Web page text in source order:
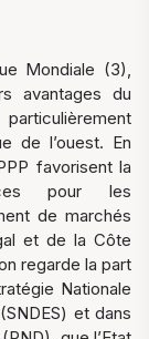
Mondiale (3),
avantages du
de l’ouest. En
favorisent la
pour les
de marchés
et de la Côte
regarde la part
Nationale
et dans